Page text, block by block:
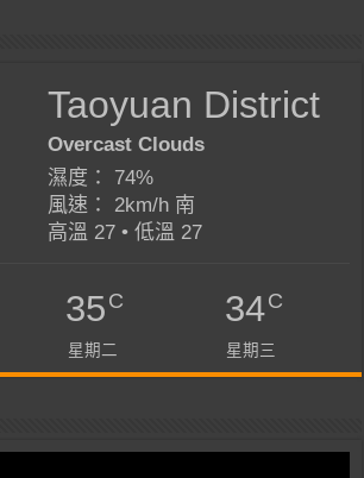
Taoyuan District
Overcast Clouds
濕度： 74%
風速： 2km/h 南
高溫 27 • 低溫 27
35C
星期二
34C
星期三